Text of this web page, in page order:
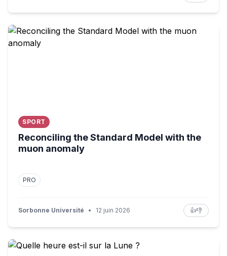
Reconciling the Standard Model with the muon anomaly
SPORT
Reconciling the Standard Model with the
muon anomaly
PRO
Sorbonne Université • 12 juin 2026 👍👎
Quelle heure est-il sur la Lune ?